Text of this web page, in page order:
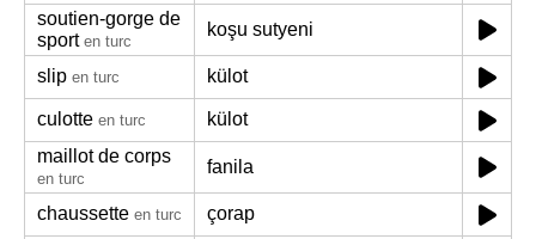
soutien-gorge de
sport en turc
koşu sutyeni
slip en turc külot
culotte en turc
külot
maillot de corps
en turc
fanila
chaussette en turc
çorap